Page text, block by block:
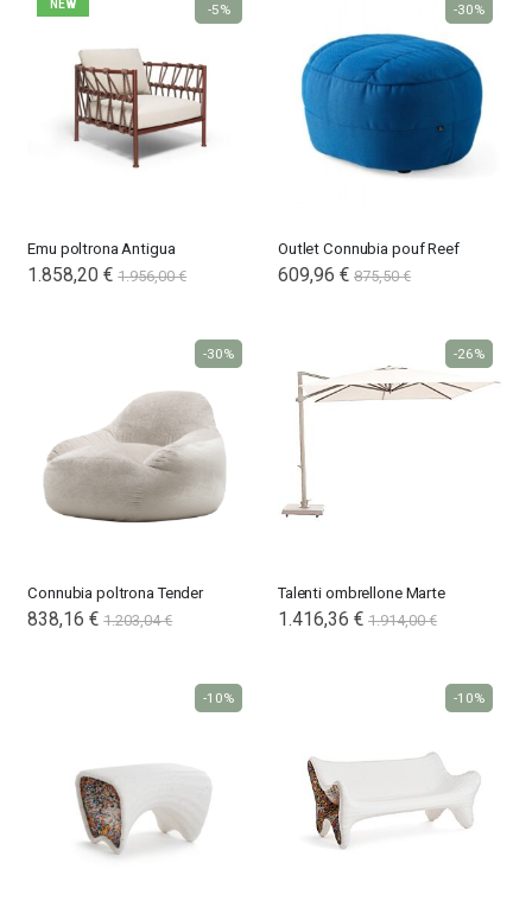
NEW
Emu poltrona Antigua
1.858,20 € 1.956,00 €
-5%
Outlet Connubia pouf Reef
609,96 € 875,50 €
-30%
Connubia poltrona Tender
838,16 € 1.203,04 €
-30%
Talenti ombrellone Marte
1.416,36 € 1.914,00 €
-26%
-10% -10%